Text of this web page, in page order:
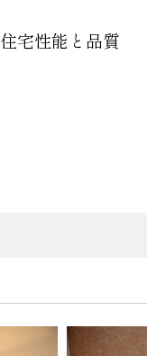
住宅性能と品質